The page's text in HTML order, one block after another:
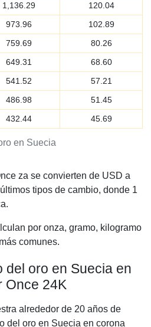
en Suecia
1,136.29
120.04
973.96
102.89
759.69
80.26
649.31
68.60
541.52
57.21
486.98
51.45
432.44 45.69
za se convierten de USD a
tipos de cambio, donde 1
por onza, gramo, kilogramo
comunes.
del oro en Suecia en
Once 24K
alrededor de 20 años de
del oro en Suecia en corona